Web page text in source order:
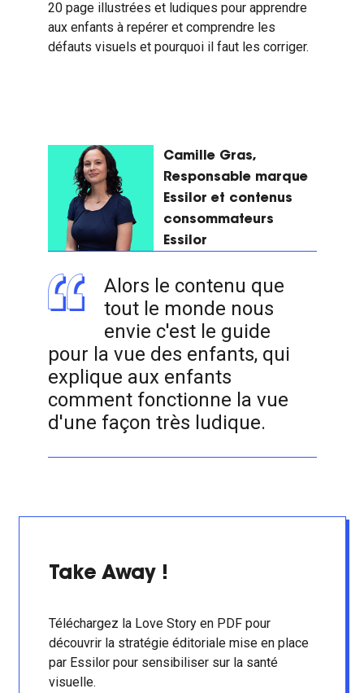
20 page illustrées et ludiques pour apprendre
aux enfants à repérer et comprendre les
défauts visuels et pourquoi il faut les corriger.
Camille Gras,
Responsable marque
Essilor et contenus
consommateurs
Essilor
Alors le contenu que
tout le monde nous
envie c'est le guide
pour la vue des enfants, qui
explique aux enfants
comment fonctionne la vue
d'une façon très ludique.
Take Away !
Téléchargez la Love Story en PDF pour
découvrir la stratégie éditoriale mise en place
par Essilor pour sensibiliser sur la santé
visuelle.